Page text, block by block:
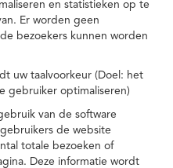
en statistieken op te
Er worden geen
bezoekers kunnen worden
uw taalvoorkeur (Doel: het
gebruiker optimaliseren)
van de software
de website
totale bezoeken of
Deze informatie wordt